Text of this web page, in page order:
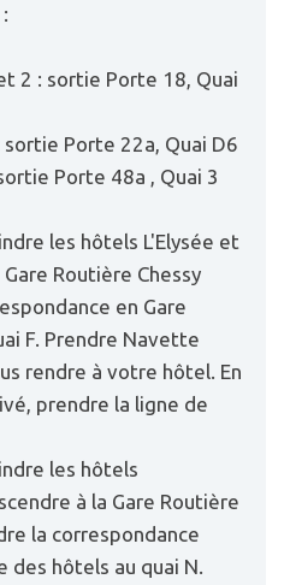
2 : sortie Porte 18, Quai
sortie Porte 22a, Quai D6
Porte 48a , Quai 3
les hôtels L'Elysée et
Routière Chessy
en Gare
F. Prendre Navette
rendre à votre hôtel. En
prendre la ligne de
les hôtels
à la Gare Routière
la correspondance
hôtels au quai N.